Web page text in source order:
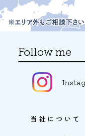
Follow me
当社について